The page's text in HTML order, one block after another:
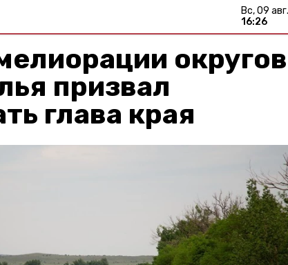
вс, 09 авг.
16:26
округов
призвал
глава края